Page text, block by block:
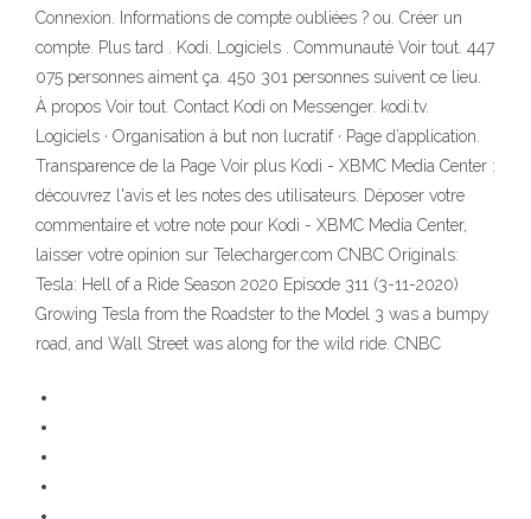
Connexion. Informations de compte oubliées ? ou. Créer un
compte. Plus tard . Kodi. Logiciels . Communauté Voir tout. 447
075 personnes aiment ça. 450 301 personnes suivent ce lieu.
À propos Voir tout. Contact Kodi on Messenger. kodi.tv.
Logiciels · Organisation à but non lucratif · Page d’application.
Transparence de la Page Voir plus Kodi - XBMC Media Center :
découvrez l'avis et les notes des utilisateurs. Déposer votre
commentaire et votre note pour Kodi - XBMC Media Center,
laisser votre opinion sur Telecharger.com CNBC Originals:
Tesla: Hell of a Ride Season 2020 Episode 311 (3-11-2020)
Growing Tesla from the Roadster to the Model 3 was a bumpy
road, and Wall Street was along for the wild ride. CNBC